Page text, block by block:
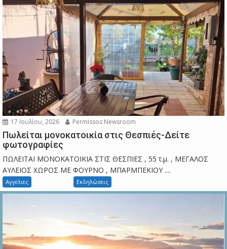
17 Ιουλίου, 2026 Permissos Newsroom
Πωλείται μονοκατοικία στις Θεσπιές-Δείτε
φωτογραφίες
ΠΩΛΕΙΤΑΙ ΜΟΝΟΚΑΤΟΙΚΙΑ ΣΤΙΣ ΘΕΣΠΙΕΣ , 55 τ.μ. , ΜΕΓΑΛΟΣ
ΑΥΛΕΙΟΣ ΧΩΡΟΣ ΜΕ ΦΟΥΡΝΟ , ΜΠΑΡΜΠΕΚΙΟΥ ....
Αγγελιες Εκδηλώσεις